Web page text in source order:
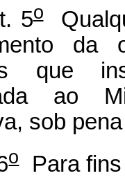
5o
da
que
ao
sob
oPara fins